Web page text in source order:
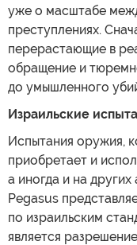
уже о масштабе
преступлениях.
перерастающие в
обращение и
до умышленного
Израильские
Испытания оружия,
приобретает и
а иногда и на
Pegasus
по израильским
является